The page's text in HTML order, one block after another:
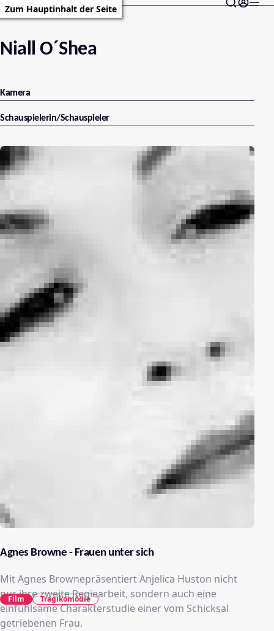
Zum Hauptinhalt der Seite
Niall O´Shea
Kamera
Schauspielerin/Schauspieler
Agnes Browne - Frauen unter sich
Mit Agnes Brownepräsentiert Anjelica Huston nicht
nur ihre zweite Regiearbeit, sondern auch eine
einfühlsame Charakterstudie einer vom Schicksal
getriebenen Frau.
Film Tragikomödie